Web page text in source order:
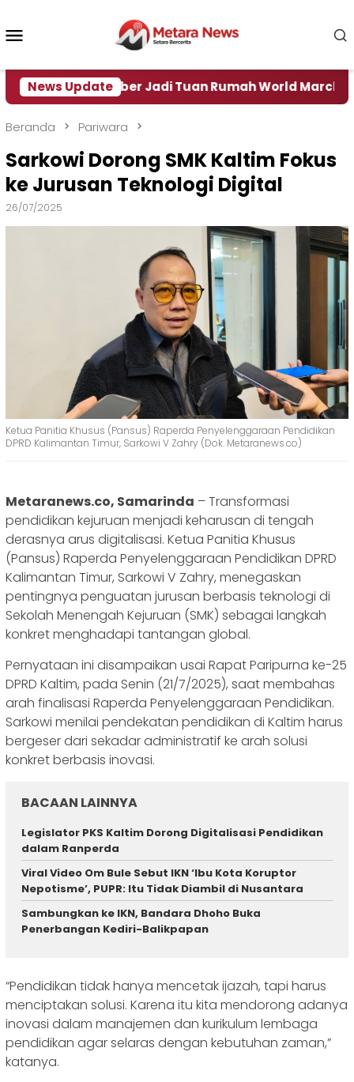
konten
News Update
Jember Jadi Tuan Rumah World Marching Sport
Beranda Pariwara
Sarkowi Dorong SMK Kaltim Fokus
ke Jurusan Teknologi Digital
26/07/2025
Ketua Panitia Khusus (Pansus) Raperda Penyelenggaraan Pendidikan
DPRD Kalimantan Timur, Sarkowi V Zahry (Dok. Metaranews.co)
Metaranews.co, Samarinda – Transformasi
pendidikan kejuruan menjadi keharusan di tengah
derasnya arus digitalisasi. Ketua Panitia Khusus
(Pansus) Raperda Penyelenggaraan Pendidikan DPRD
Kalimantan Timur, Sarkowi V Zahry, menegaskan
pentingnya penguatan jurusan berbasis teknologi di
Sekolah Menengah Kejuruan (SMK) sebagai langkah
konkret menghadapi tantangan global.
Pernyataan ini disampaikan usai Rapat Paripurna ke-25
DPRD Kaltim, pada Senin (21/7/2025), saat membahas
arah finalisasi Raperda Penyelenggaraan Pendidikan.
Sarkowi menilai pendekatan pendidikan di Kaltim harus
bergeser dari sekadar administratif ke arah solusi
konkret berbasis inovasi.
BACAAN LAINNYA
Legislator PKS Kaltim Dorong Digitalisasi Pendidikan
dalam Ranperda
Viral Video Om Bule Sebut IKN ‘Ibu Kota Koruptor
Nepotisme’, PUPR: Itu Tidak Diambil di Nusantara
Sambungkan ke IKN, Bandara Dhoho Buka
Penerbangan Kediri-Balikpapan
“Pendidikan tidak hanya mencetak ijazah, tapi harus
menciptakan solusi. Karena itu kita mendorong adanya
inovasi dalam manajemen dan kurikulum lembaga
pendidikan agar selaras dengan kebutuhan zaman,”
katanya.